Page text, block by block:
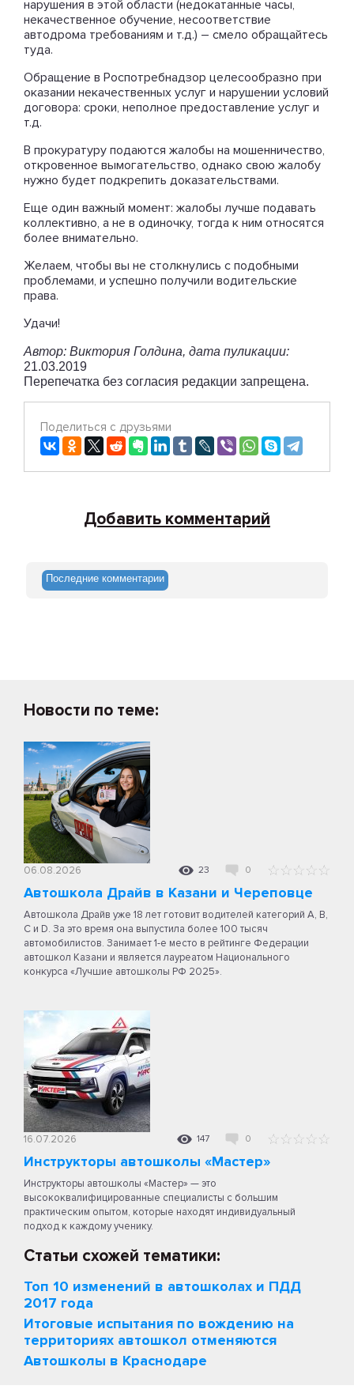
нарушения в этой области (недокатанные часы,
некачественное обучение, несоответствие
автодрома требованиям и т.д.) – смело обращайтесь
туда.
Обращение в Роспотребнадзор целесообразно при
оказании некачественных услуг и нарушении условий
договора: сроки, неполное предоставление услуг и
т.д.
В прокуратуру подаются жалобы на мошенничество,
откровенное вымогательство, однако свою жалобу
нужно будет подкрепить доказательствами.
Еще один важный момент: жалобы лучше подавать
коллективно, а не в одиночку, тогда к ним относятся
более внимательно.
Желаем, чтобы вы не столкнулись с подобными
проблемами, и успешно получили водительские
права.
Удачи!
Автор: Виктория Голдина, дата пуликации:
21.03.2019
Перепечатка без согласия редакции запрещена.
Поделиться с друзьями
Добавить комментарий
Последние комментарии
Новости по теме:
06.08.2026 23 0
Автошкола Драйв в Казани и Череповце
Автошкола Драйв уже 18 лет готовит водителей категорий A, B,
C и D. За это время она выпустила более 100 тысяч
автомобилистов. Занимает 1-е место в рейтинге Федерации
автошкол Казани и является лауреатом Национального
конкурса «Лучшие автошколы РФ 2025».
16.07.2026 147 0
Инструкторы автошколы «Мастер»
Инструкторы автошколы «Мастер» — это
высококвалифицированные специалисты с большим
практическим опытом, которые находят индивидуальный
подход к каждому ученику.
Статьи схожей тематики:
Топ 10 изменений в автошколах и ПДД
2017 года
Итоговые испытания по вождению на
территориях автошкол отменяются
Автошколы в Краснодаре